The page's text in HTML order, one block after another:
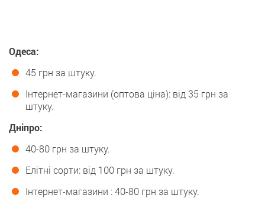
Одеса:
45 грн за штуку.
Інтернет-магазини (оптова ціна): від 35 грн за
штуку.
Дніпро:
40-80 грн за штуку.
Елітні сорти: від 100 грн за штуку.
Інтернет-магазини : 40-80 грн за штуку.